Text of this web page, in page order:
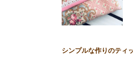
シンプルな作りのティ